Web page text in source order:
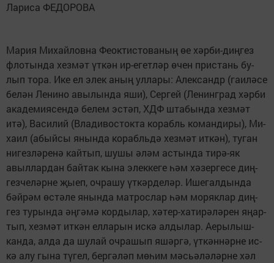
Ла­ри­са ФЕ­ДО­РО­ВА
Ма­рия Ми­хай­лов­на Фе­ок­тис­то­ва­ның өе хәр­би-диң­гез
фло­тын­да хез­мәт үт­кән ир-егет­ләр өчен прис­тань бу­
лып то­ра. Ике ел элек аның ул­ла­ры: Алек­сандр (га­и­лә­се
бе­лән Ле­ни­но авы­лын­да яши), Сер­гей (Ле­нинг­рад хәр­би
ака­де­ми­я­сен­дә бе­лем эс­тәп, ХДФ шта­бын­да хез­мәт
итә), Ва­си­лий (Вла­ди­вос­ток­та ко­рабль ко­ман­ди­ры), Ми­
ха­ил (абый­сы янын­да ко­рабль­дә хез­мәт ит­кән), ту­ган
ни­гез­лә­ре­нә кай­тып, шу­шы әләм ас­тын­да ти­рә-як
авыл­лар­дан бай­так кы­на элек­ке­ге һәм хә­зер­ге­се диң­
гез­че­ләр­не җы­еп, оч­ра­шу үт­кәр­де­ләр. Ише­гал­дын­да
бәй­рәм өс­тә­ле янын­да мат­рос­лар һәм мо­ряк­лар диң­
гез ту­рын­да әң­гә­мә кор­ды­лар, хә­тер-ха­ти­рә­лә­рен яңар­
тып, хез­мәт ит­кән ел­ла­рын ис­кә ал­ды­лар. Ае­ры­лыш­
кан­да, ал­да да шу­лай оч­ра­шып яшәр­гә, үт­кән­нәр­не ис­
кә алу гы­на тү­гел, бер­гә­ләп мө­һим мәсь­ә­лә­ләр­не хәл